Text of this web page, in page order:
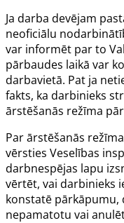
Ja darba devējam
neoficiālu
var informēt par to
pārbaudes laikā var
darbavietā. Pat ja
fakts, ka darbinieks
ārstēšanās režīma
Par ārstēšanās
vērsties Veselības
darbnespējas lapu
vērtēt, vai darbinieks
konstatē pārkāpumu,
nepamatotu vai